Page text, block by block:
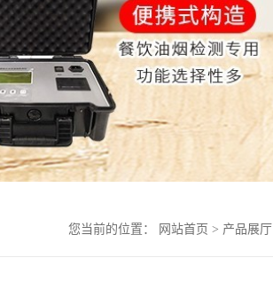
您当前的位置： 网站首页 > 产品展厅